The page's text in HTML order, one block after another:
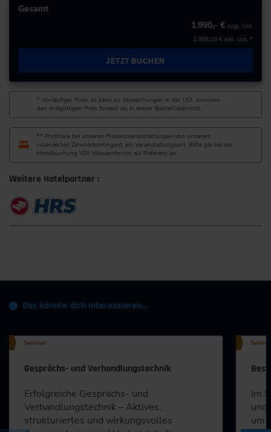
85356 Freising
+49 8161/532-0
Gesamt
1.990,– € zzgl. Ust.
2.368,10 € inkl. Ust. *
JETZT BUCHEN
* Vorläufiger Preis, es kann zu Abweichungen in der USt. kommen -
den endgültigen Preis findest du in deiner Bestellübersicht.
** Profitiere bei unseren Präsenzveranstaltungen von unserem
reservierten Zimmerkontingent am Veranstaltungsort. Bitte gib bei der
Hotelbuchung VDI Wissensforum als Referenz an.
Weitere Hotelpartner :
Das könnte dich interessieren…
Seminar
Gesprächs- und Verhandlungstechnik
Erfolgreiche Gesprächs- und
Verhandlungstechnik – Aktives,
strukturiertes und wirkungsvolles
Im
und
um